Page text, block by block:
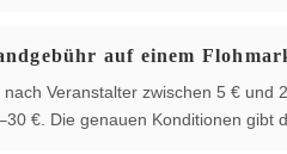
auf einem
Veranstalter zwischen 5 €
€. Die genauen Konditionen gibt